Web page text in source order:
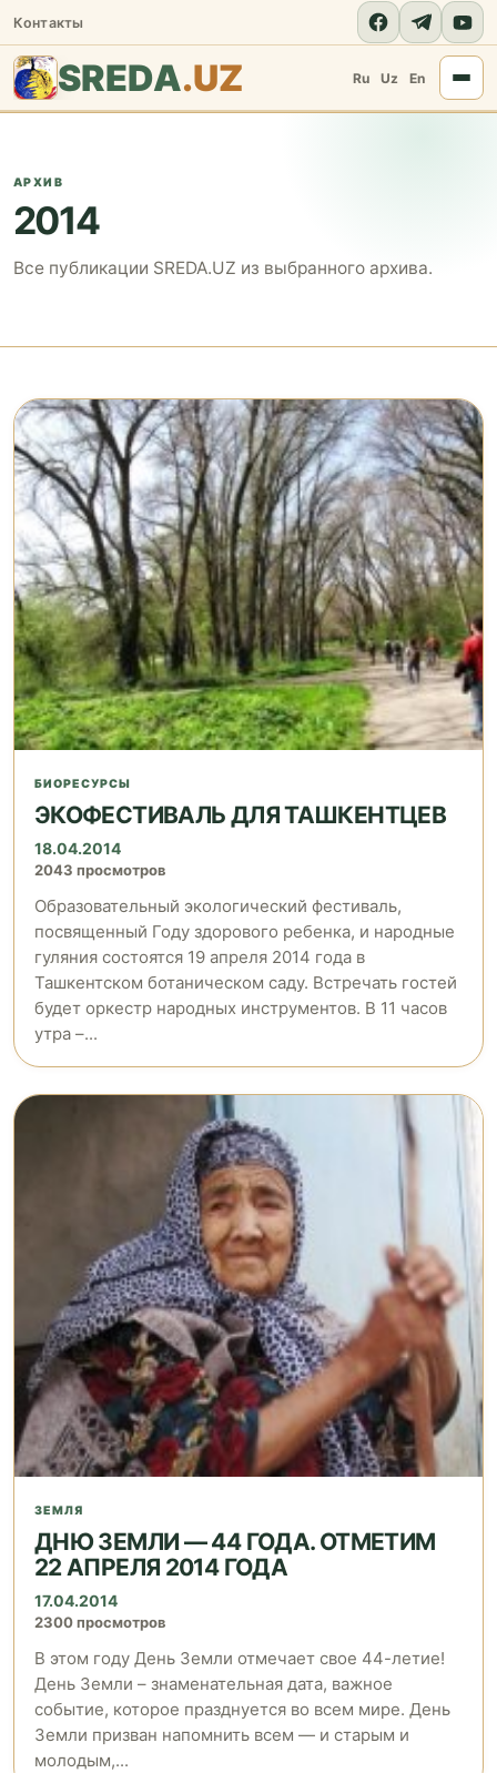
Контакты
SREDA.UZ Ru Uz En
АРХИВ
2014
Все публикации SREDA.UZ из выбранного архива.
БИОРЕСУРСЫ
ЭКОФЕСТИВАЛЬ ДЛЯ ТАШКЕНТЦЕВ
18.04.2014
2043 просмотров
Образовательный экологический фестиваль,
посвященный Году здорового ребенка, и народные
гуляния состоятся 19 апреля 2014 года в
Ташкентском ботаническом саду. Встречать гостей
будет оркестр народных инструментов. В 11 часов
утра –...
ЗЕМЛЯ
ДНЮ ЗЕМЛИ — 44 ГОДА. ОТМЕТИМ
22 АПРЕЛЯ 2014 ГОДА
17.04.2014
2300 просмотров
В этом году День Земли отмечает свое 44-летие!
День Земли – знаменательная дата, важное
событие, которое празднуется во всем мире. День
Земли призван напомнить всем — и старым и
молодым,...